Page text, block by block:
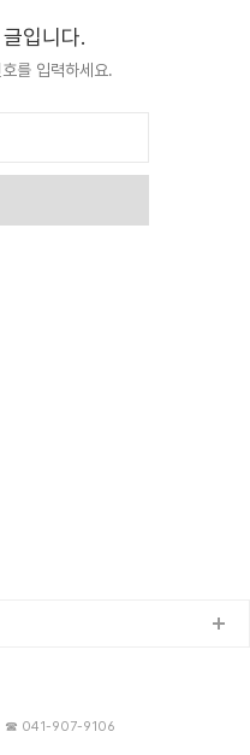
입니다.
를 입력하세요.
☎ 041-907-9106